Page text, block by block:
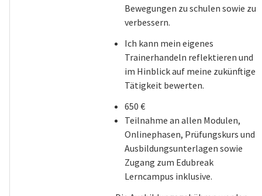
Bewegungen zu schulen sowie zu
verbessern.
Ich kann mein eigenes
Trainerhandeln reflektieren und
im Hinblick auf meine zukünftige
Tätigkeit bewerten.
650 €
Teilnahme an allen Modulen,
Onlinephasen, Prüfungskurs und
Ausbildungsunterlagen sowie
Zugang zum Edubreak
Lerncampus inklusive.